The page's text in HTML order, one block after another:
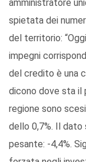
amministratore
spietata dei
del territorio:
impegni
del credito è una
dicono dove sta il
regione sono
dello 0,7%. Il dato
pesante: -4,4%.